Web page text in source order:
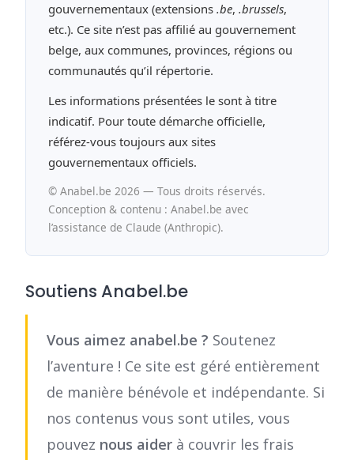
gouvernementaux (extensions .be, .brussels,
etc.). Ce site n’est pas affilié au gouvernement
belge, aux communes, provinces, régions ou
communautés qu’il répertorie.
Les informations présentées le sont à titre
indicatif. Pour toute démarche officielle,
référez-vous toujours aux sites
gouvernementaux officiels.
© Anabel.be 2026 — Tous droits réservés.
Conception & contenu : Anabel.be avec
l’assistance de Claude (Anthropic).
Soutiens Anabel.be
Vous aimez anabel.be ? Soutenez
l’aventure ! Ce site est géré entièrement
de manière bénévole et indépendante. Si
nos contenus vous sont utiles, vous
pouvez nous aider à couvrir les frais